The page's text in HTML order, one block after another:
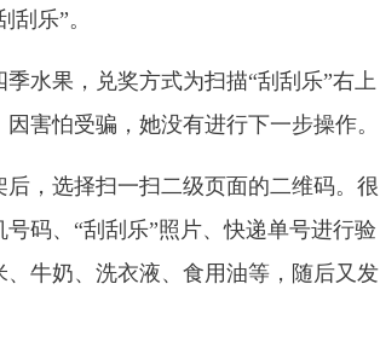
乐”。
水果，兑奖方式为扫描“刮刮乐”右上
害怕受骗，她没有进行下一步操作。
，选择扫一扫二级页面的二维码。很
码、“刮刮乐”照片、快递单号进行验
牛奶、洗衣液、食用油等，随后又发